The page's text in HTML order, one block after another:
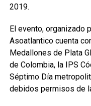
2019.
El evento, organizado
Asoatlantico cuenta
Medallones de Plata
de Colombia, la IPS
Séptimo Día
debidos permisos de